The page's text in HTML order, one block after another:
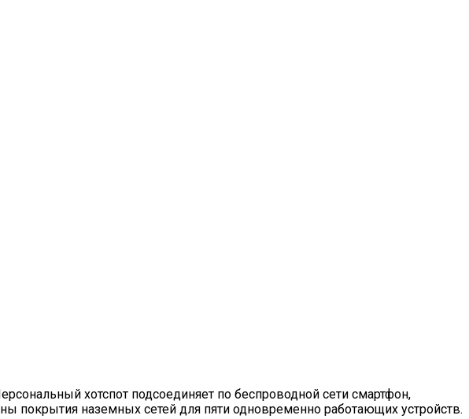
хотспот подсоединяет по беспроводной сети смартфон,
покрытия наземных сетей для пяти одновременно работающих устройств.